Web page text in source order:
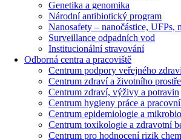
Genetika a genomika
Národní antibiotický program
Nanosafety – nanočástice, UFPs,
Surveillance odpadních vod
Institucionální stravování
Odborná centra a pracoviště
Centrum podpory veřejného
Centrum zdraví a životního
Centrum zdraví, výživy a potravin
Centrum hygieny práce a
Centrum epidemiologie a
Centrum toxikologie a zdravotní
Centrum pro hodnocení rizik